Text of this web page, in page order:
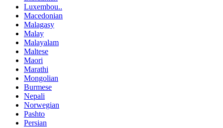
Luxembou..
Macedonian
Malagasy
Malay
Malayalam
Maltese
Maori
Marathi
Mongolian
Burmese
Nepali
Norwegian
Pashto
Persian